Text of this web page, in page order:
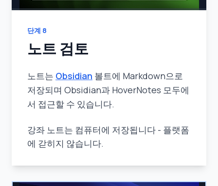
단계 8
노트 검토
노트는 Obsidian 볼트에 Markdown으로
저장되며 Obsidian과 HoverNotes 모두에
서 접근할 수 있습니다.
강좌 노트는 컴퓨터에 저장됩니다 - 플랫폼
에 갇히지 않습니다.